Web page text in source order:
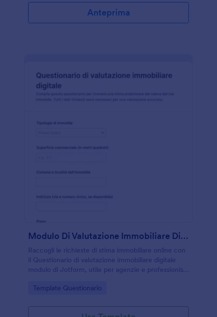
Anteprima
Modulo Di Valutazione Immobiliare Digitale
Raccogli le richieste di stima immobiliare online con
il Questionario di valutazione immobiliare digitale
modulo di Jotform, utile per agenzie e professionisti
rispondere più rapidamente ai potenziali clienti.
Go to Category:
Template Questionario